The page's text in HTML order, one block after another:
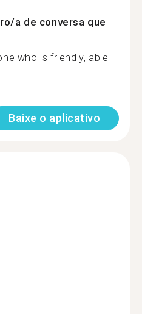
a de conversa que
who is friendly, able
Baixe o aplicativo